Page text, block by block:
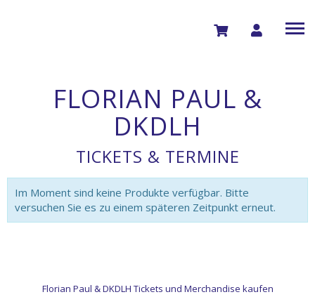
FLORIAN PAUL &
DKDLH
TICKETS & TERMINE
Im Moment sind keine Produkte verfügbar. Bitte
versuchen Sie es zu einem späteren Zeitpunkt erneut.
Florian Paul & DKDLH Tickets und Merchandise kaufen